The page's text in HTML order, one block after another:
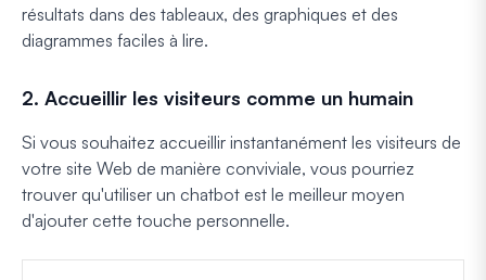
résultats dans des tableaux, des graphiques et des
diagrammes faciles à lire.
2. Accueillir les visiteurs comme un humain
Si vous souhaitez accueillir instantanément les visiteurs de
votre site Web de manière conviviale, vous pourriez
trouver qu'utiliser un chatbot est le meilleur moyen
d'ajouter cette touche personnelle.